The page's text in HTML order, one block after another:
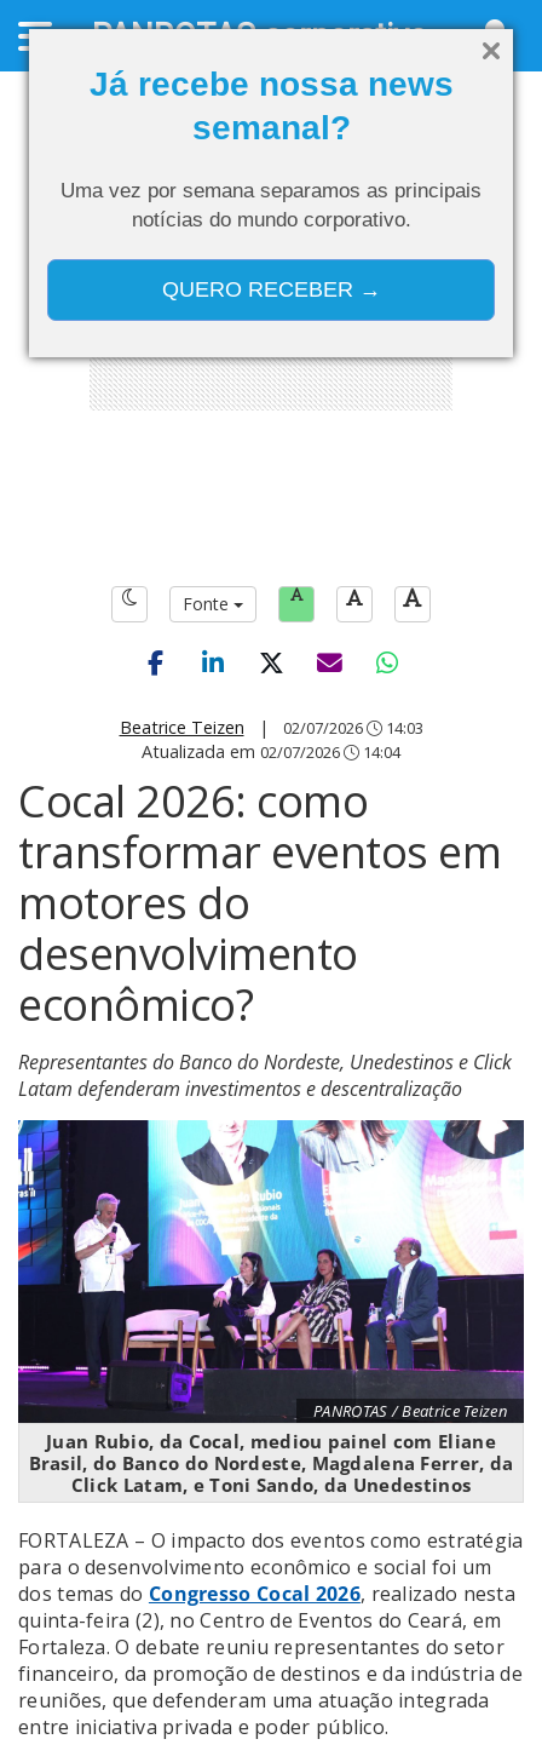
Já recebe nossa news
semanal?
Uma vez por semana separamos as principais
notícias do mundo corporativo.
QUERO RECEBER →
PANROTAScorporativo
Fonte
Beatrice Teizen | 02/07/2026 14:03
Atualizada em 02/07/2026 14:04
Cocal 2026: como
transformar eventos em
motores do
desenvolvimento
econômico?
Representantes do Banco do Nordeste, Unedestinos e Click
Latam defenderam investimentos e descentralização
PANROTAS / Beatrice Teizen
Juan Rubio, da Cocal, mediou painel com Eliane
Brasil, do Banco do Nordeste, Magdalena Ferrer, da
Click Latam, e Toni Sando, da Unedestinos
FORTALEZA – O impacto dos eventos como estratégia
para o desenvolvimento econômico e social foi um
dos temas do Congresso Cocal 2026, realizado nesta
quinta-feira (2), no Centro de Eventos do Ceará, em
Fortaleza. O debate reuniu representantes do setor
financeiro, da promoção de destinos e da indústria de
reuniões, que defenderam uma atuação integrada
entre iniciativa privada e poder público.